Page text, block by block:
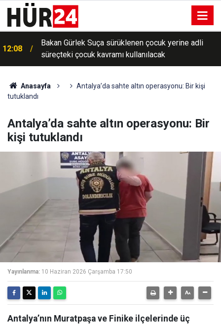
12:08
Bakan Gürlek Suça sürüklenen çocuk yerine adli
süreçteki çocuk kavramı kullanılacak
Anasayfa
Antalya’da sahte altın operasyonu: Bir kişi
tutuklandı
Antalya’da sahte altın operasyonu: Bir
kişi tutuklandı
Yayınlanma: 10 Haziran 2026 Çarşamba 17:50
Antalya’nın Muratpaşa ve Finike ilçelerinde üç